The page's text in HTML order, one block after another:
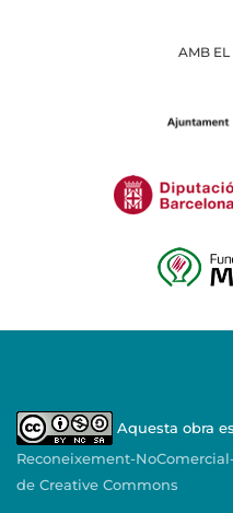
AMB EL
Aquesta obra
Reconeixement-
de Creative Commons